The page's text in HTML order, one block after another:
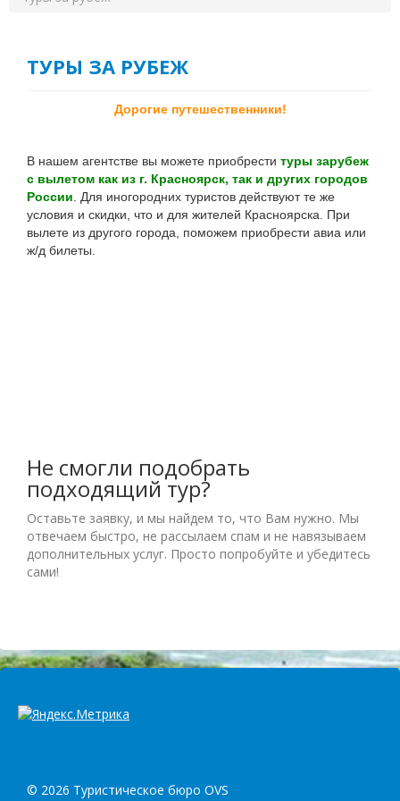
ТУРЫ ЗА РУБЕЖ
Дорогие путешественники!
В нашем агентстве вы можете приобрести туры зарубеж
с вылетом как из г. Красноярск, так и других городов
России. Для иногородних туристов действуют те же
условия и скидки, что и для жителей Красноярска. При
вылете из другого города, поможем приобрести авиа или
ж/д билеты.
Не смогли подобрать
подходящий тур?
Оставьте заявку, и мы найдем то, что Вам нужно. Мы
отвечаем быстро, не рассылаем спам и не навязываем
дополнительных услуг. Просто попробуйте и убедитесь
сами!
© 2026 Туристическое бюро OVS